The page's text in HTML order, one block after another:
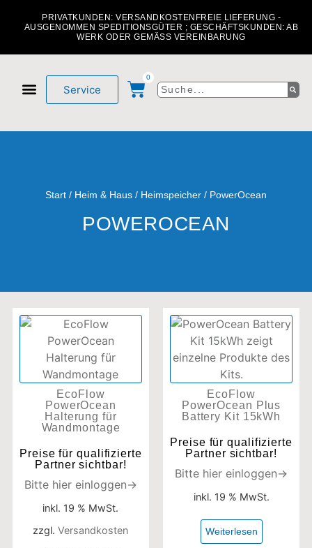
PRIVATKUNDEN: VERSANDKOSTENFREIE LIEFERUNG -
AUSGENOMMEN SPEDITIONSGÜTER ; GESCHÄFTSKUNDEN: AB
WERK ODER GEMÄSS VEREINBARUNG
Service
0
Start / Heim & Haus / Heimspeicher / PowerOcean
POWEROCEAN
EcoFlow
PowerOcean
Halterung für
Wandmontage
Preise für qualifizierte
Partner sichtbar!
Bitte hier einloggen→
inkl. 19 % MwSt.
zzgl.Versandkosten
EcoFlow
PowerOcean Plus
Battery Kit 15kWh
Preise für qualifizierte
Partner sichtbar!
Bitte hier einloggen→
inkl. 19 % MwSt.
Weiterlesen